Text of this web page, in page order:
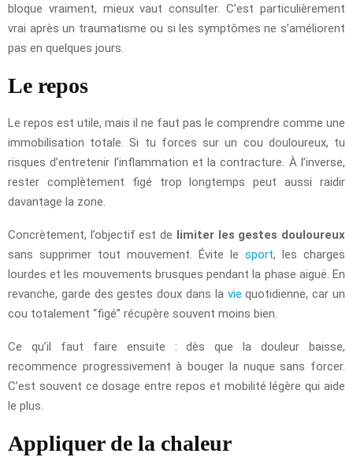
bloque vraiment, mieux vaut consulter. C’est particulièrement
vrai après un traumatisme ou si les symptômes ne s’améliorent
pas en quelques jours.
Le repos
Le repos est utile, mais il ne faut pas le comprendre comme une
immobilisation totale. Si tu forces sur un cou douloureux, tu
risques d’entretenir l’inflammation et la contracture. À l’inverse,
rester complètement figé trop longtemps peut aussi raidir
davantage la zone.
Concrètement, l’objectif est de limiter les gestes douloureux
sans supprimer tout mouvement. Évite le sport, les charges
lourdes et les mouvements brusques pendant la phase aiguë. En
revanche, garde des gestes doux dans la vie quotidienne, car un
cou totalement “figé” récupère souvent moins bien.
Ce qu’il faut faire ensuite : dès que la douleur baisse,
recommence progressivement à bouger la nuque sans forcer.
C’est souvent ce dosage entre repos et mobilité légère qui aide
le plus.
Appliquer de la chaleur